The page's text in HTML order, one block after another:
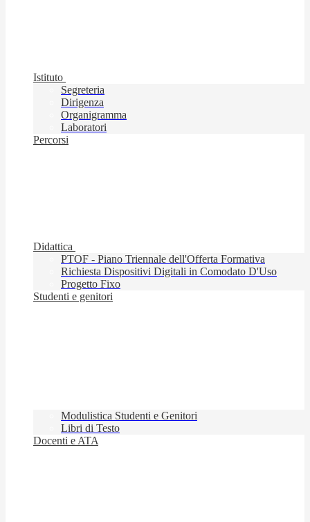
Istituto
Segreteria
Dirigenza
Organigramma
Laboratori
Percorsi
Didattica
PTOF - Piano Triennale dell'Offerta Formativa
Richiesta Dispositivi Digitali in Comodato D'Uso
Progetto Fixo
Studenti e genitori
Modulistica Studenti e Genitori
Libri di Testo
Docenti e ATA